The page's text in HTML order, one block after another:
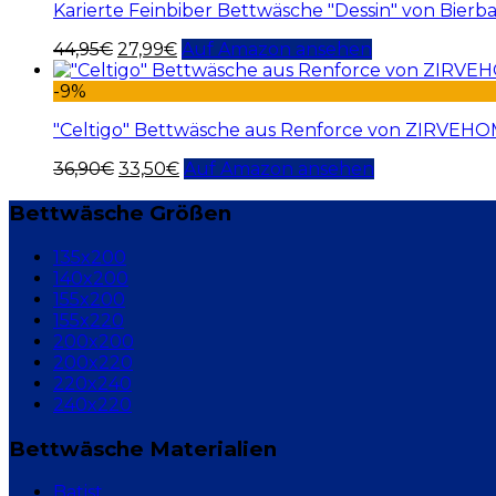
Karierte Feinbiber Bettwäsche "Dessin" von
44,95€ 27,99€ Auf Amazon ansehen
-9%
"Celtigo" Bettwäsche aus Renforce von
36,90€ 33,50€ Auf Amazon ansehen
Bettwäsche Größen
135x200
140x200
155x200
155x220
200x200
200x220
220x240
240x220
Bettwäsche Materialien